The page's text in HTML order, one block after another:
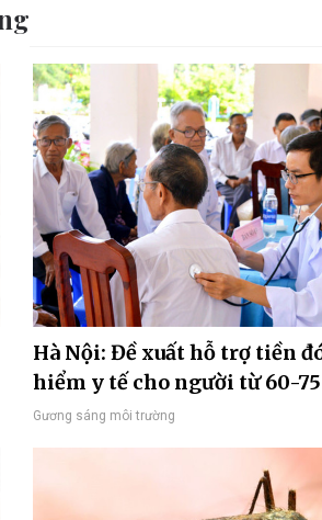
Hà Nội: Đề xuất hỗ trợ tiền
hiểm y tế cho người từ 60-
Gương sáng môi trường